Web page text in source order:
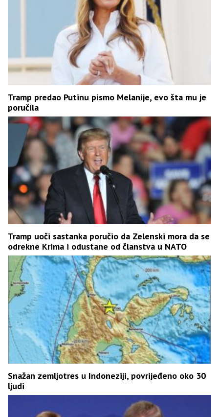
Tramp predao Putinu pismo Melanije, evo šta mu je
poručila
Tramp uoči sastanka poručio da Zelenski mora da se
odrekne Krima i odustane od članstva u NATO
Snažan zemljotres u Indoneziji, povrijeđeno oko 30
ljudi